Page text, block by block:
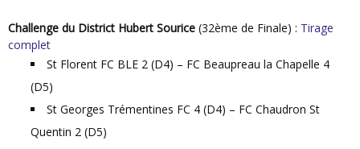
Challenge du District Hubert Sourice (32ème de Finale) : Tirage
complet
St Florent FC BLE 2 (D4) – FC Beaupreau la Chapelle 4
(D5)
St Georges Trémentines FC 4 (D4) – FC Chaudron St
Quentin 2 (D5)